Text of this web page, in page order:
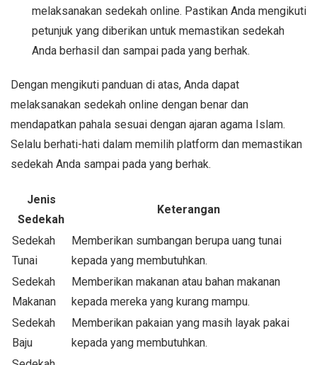
melaksanakan sedekah online. Pastikan Anda mengikuti
petunjuk yang diberikan untuk memastikan sedekah
Anda berhasil dan sampai pada yang berhak.
Dengan mengikuti panduan di atas, Anda dapat
melaksanakan sedekah online dengan benar dan
mendapatkan pahala sesuai dengan ajaran agama Islam.
Selalu berhati-hati dalam memilih platform dan memastikan
sedekah Anda sampai pada yang berhak.
Jenis
Sedekah
Keterangan
Sedekah
Tunai
Memberikan sumbangan berupa uang tunai
kepada yang membutuhkan.
Sedekah
Makanan
Memberikan makanan atau bahan makanan
kepada mereka yang kurang mampu.
Sedekah
Baju
Memberikan pakaian yang masih layak pakai
kepada yang membutuhkan.